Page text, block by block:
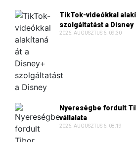
TikTok-videókkal
szolgáltatást a Disney
2026. AUGUSZTUS 6. 09:30
Nyereségbe fordult
vállalata
2026. AUGUSZTUS 6. 08:19